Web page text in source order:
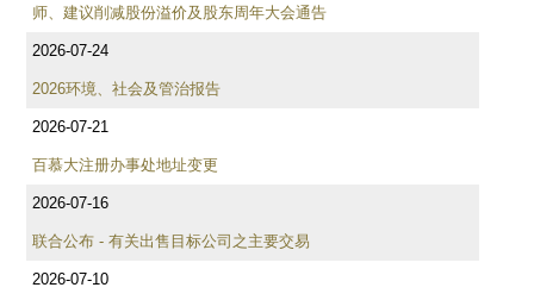
师、建议削减股份溢价及股东周年大会通告
2026-07-24
2026环境、社会及管治报告
2026-07-21
百慕大注册办事处地址变更
2026-07-16
联合公布 - 有关出售目标公司之主要交易
2026-07-10